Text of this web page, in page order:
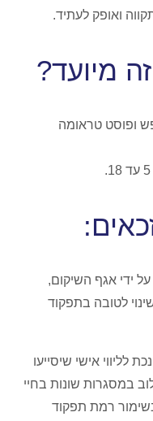
ואופק לעתיד.
מיועד?
ופוסט טראומה
ידי אגף השיקום,
לטובה בתפקוד
לליווי אישי שיסייעו
במסגרות שונות בחיי
רמת תפקוד